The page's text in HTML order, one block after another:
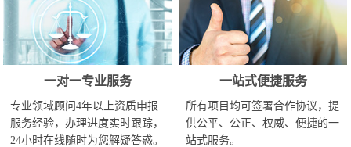
一对一专业服务
专业领域顾问4年以上资质申报
服务经验，办理进度实时跟踪，
24小时在线随时为您解疑答惑。
一站式便捷服务
所有项目均可签署合作协议，提
供公平、公正、权威、便捷的一
站式服务。